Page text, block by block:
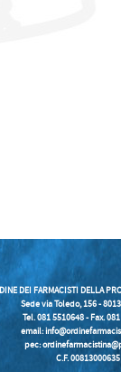
DEI FARMACISTI DELLA
Sede via Toledo, 156 -
Tel. 081 5510648 - Fax.
email:
pec:
C.F. 00813000635